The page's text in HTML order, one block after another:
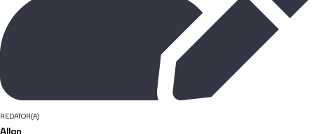
REDATOR(A)
Allan